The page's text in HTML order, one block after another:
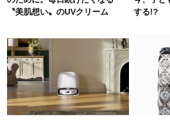
〝美肌想い〟のUVクリーム
する!?